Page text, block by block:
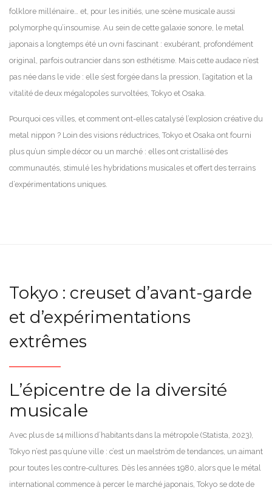
folklore millénaire… et, pour les initiés, une scène musicale aussi
polymorphe qu’insoumise. Au sein de cette galaxie sonore, le metal
japonais a longtemps été un ovni fascinant : exubérant, profondément
original, parfois outrancier dans son esthétisme. Mais cette audace n’est
pas née dans le vide : elle s’est forgée dans la pression, l’agitation et la
vitalité de deux mégalopoles survoltées, Tokyo et Osaka.
Pourquoi ces villes, et comment ont-elles catalysé l’explosion créative du
metal nippon ? Loin des visions réductrices, Tokyo et Osaka ont fourni
plus qu’un simple décor ou un marché : elles ont cristallisé des
communautés, stimulé les hybridations musicales et offert des terrains
d’expérimentations uniques.
Tokyo : creuset d’avant-garde
et d’expérimentations
extrêmes
L’épicentre de la diversité
musicale
Avec plus de 14 millions d’habitants dans la métropole (Statista, 2023),
Tokyo n’est pas qu’une ville : c’est un maelström de tendances, un aimant
pour toutes les contre-cultures. Dès les années 1980, alors que le métal
international commence à percer le marché japonais, Tokyo se dote de